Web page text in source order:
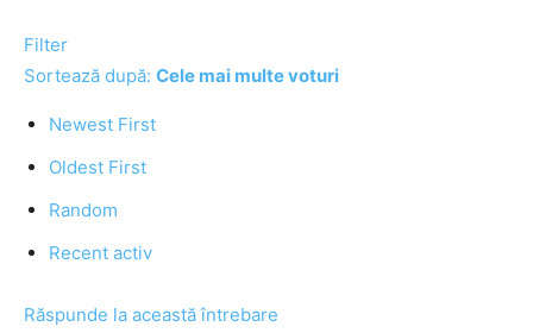
Filter
Sortează după: Cele mai multe voturi
Newest First
Oldest First
Random
Recent activ
Răspunde la această întrebare